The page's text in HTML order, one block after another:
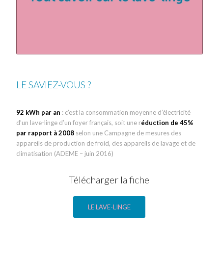
LE SAVIEZ-VOUS ?
92 kWh par an : c’est la consommation moyenne d’électricité
d’un lave-linge d’un foyer français, soit une réduction de 45%
par rapport à 2008selon une Campagne de mesures des
appareils de production de froid, des appareils de lavage et de
climatisation (ADEME – juin 2016)
Télécharger la fiche
LE LAVE-LINGE